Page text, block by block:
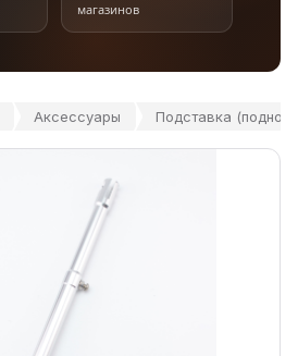
магазинов
Аксессуары Подставка